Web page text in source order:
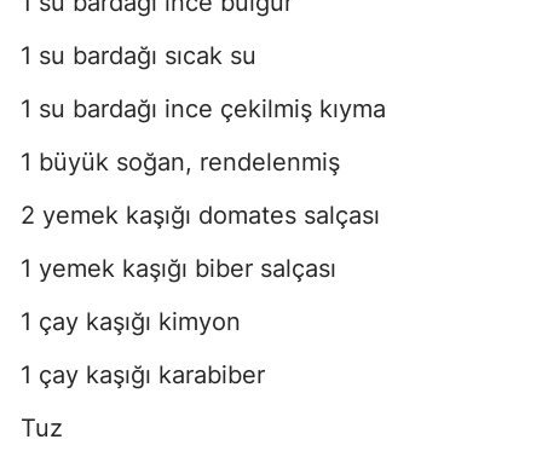
1 su bardağı sıcak su
1 su bardağı ince çekilmiş kıyma
1 büyük soğan, rendelenmiş
2 yemek kaşığı domates salçası
1 yemek kaşığı biber salçası
1 çay kaşığı kimyon
1 çay kaşığı karabiber
Tuz